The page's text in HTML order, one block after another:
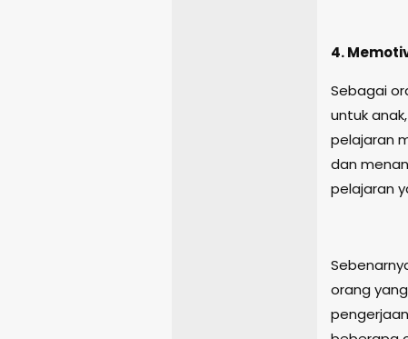
4.
Sebagai
untuk
pelajaran
dan
pelajaran
orang